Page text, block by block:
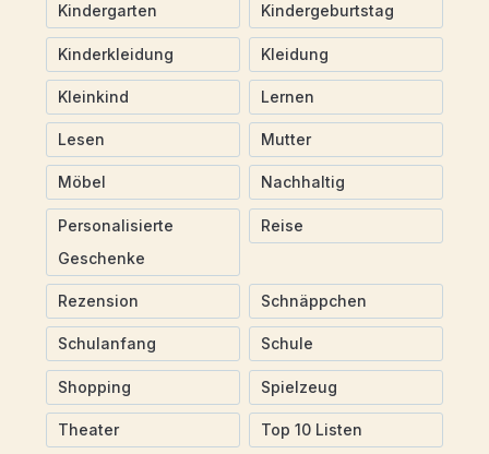
Kindergarten Kindergeburtstag
Kinderkleidung Kleidung
Kleinkind Lernen
Lesen Mutter
Möbel Nachhaltig
Personalisierte
Geschenke
Reise
Rezension Schnäppchen
Schulanfang Schule
Shopping Spielzeug
Theater Top 10 Listen